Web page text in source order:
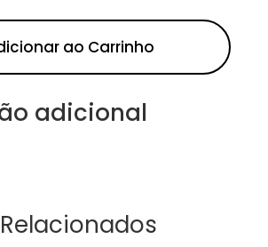
ao Carrinho
adicional